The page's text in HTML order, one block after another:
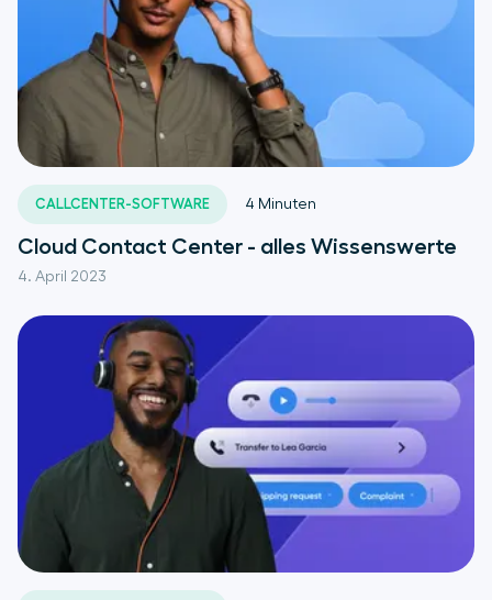
CALLCENTER-SOFTWARE
4. April 2023
4 Minuten
Cloud Contact Center - alles Wissenswerte